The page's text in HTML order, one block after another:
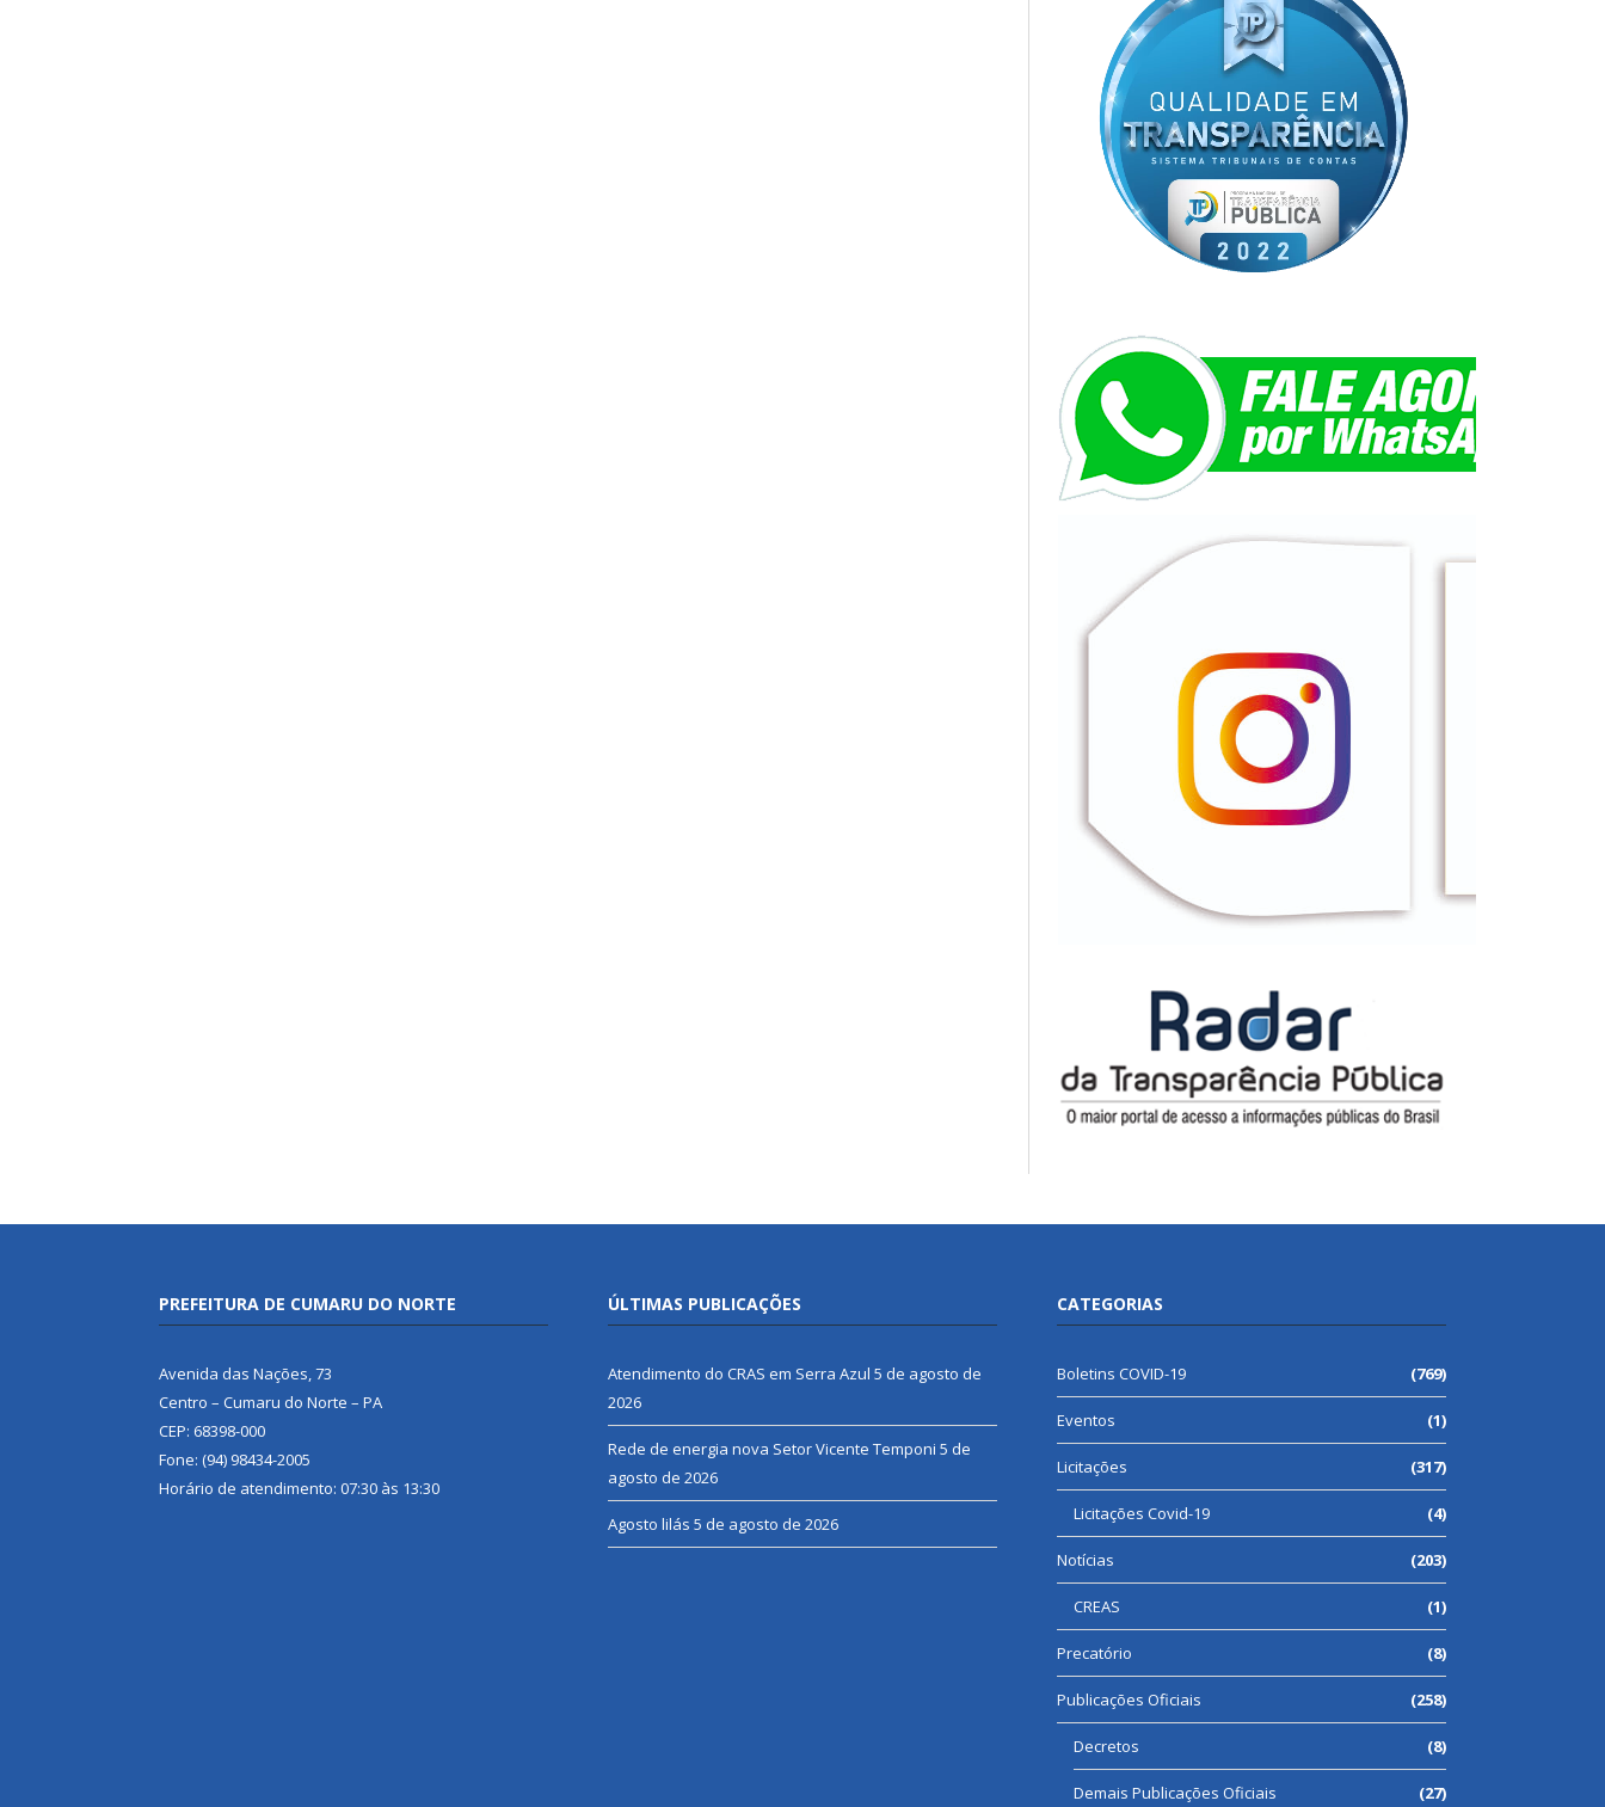
PREFEITURA DE CUMARU DO NORTE
Avenida das Nações, 73
Centro – Cumaru do Norte – PA
CEP: 68398-000
Fone: (94) 98434-2005
Horário de atendimento: 07:30 às 13:30
ÚLTIMAS PUBLICAÇÕES
Atendimento do CRAS em Serra Azul 5 de agosto de
2026
Rede de energia nova Setor Vicente Temponi 5 de
agosto de 2026
Agosto lilás 5 de agosto de 2026
CATEGORIAS
Boletins COVID-19 (769)
Eventos (1)
Licitações (317)
Licitações Covid-19 (4)
Notícias (203)
CREAS (1)
Precatório (8)
Publicações Oficiais (258)
Decretos (8)
Demais Publicações Oficiais (27)